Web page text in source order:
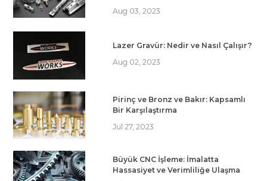
Aug 03, 2023
Lazer Gravür: Nedir ve Nasıl Çalışır?
Aug 02, 2023
Pirinç ve Bronz ve Bakır: Kapsamlı
Bir Karşılaştırma
Jul 27, 2023
Büyük CNC İşleme: İmalatta
Hassasiyet ve Verimliliğe Ulaşma